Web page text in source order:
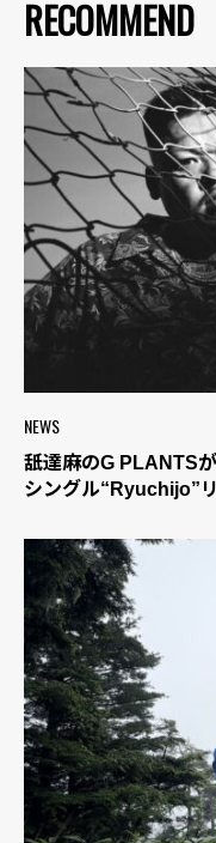
RECOMMEND
NEWS
舐達麻のG PLANTS
シングル“Ryuchijo”